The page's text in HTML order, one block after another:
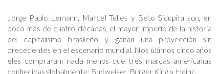
Jorge Paulo Lemann, Marcel Telles y Beto Sicupira son, en
poco más de cuatro décadas, el mayor imperio de la historia
del capitalismo brasileño y ganan una proyección sin
precedentes en el escenario mundial. Nos últimos cinco años
eles compraram nada menos que tres marcas americanas
conhecidas globalmente: Budweiser, Burger King y Heinz.